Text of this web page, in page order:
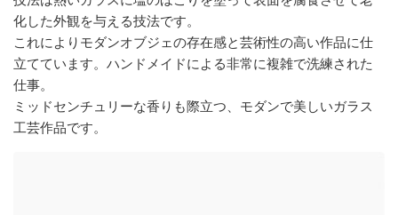
化した外観を与える技法です。
これによりモダンオブジェの存在感と芸術性の高い作品に仕
立てています。ハンドメイドによる非常に複雑で洗練された
仕事。
ミッドセンチュリーな香りも際立つ、モダンで美しいガラス
工芸作品です。